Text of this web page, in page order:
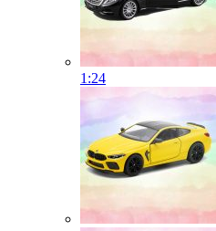
1:24